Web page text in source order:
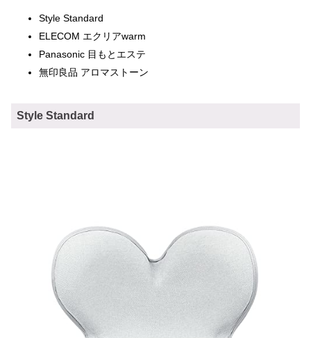
Style Standard
ELECOM エクリアwarm
Panasonic 目もとエステ
無印良品 アロマストーン
Style Standard